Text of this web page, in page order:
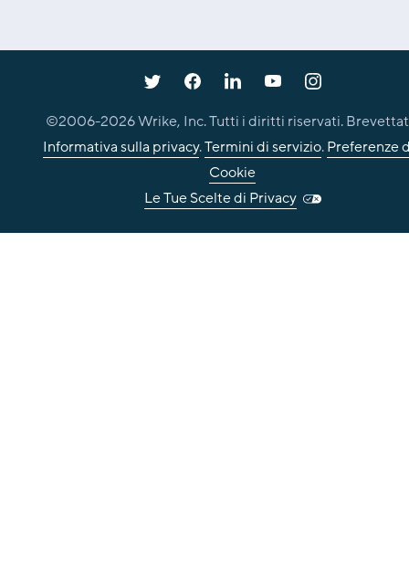
©2006-2026Wrike, Inc. Tutti i diritti riservati.
Informativa sulla privacy.Termini di servizio.Preferenze
Cookie
Le Tue Scelte di Privacy